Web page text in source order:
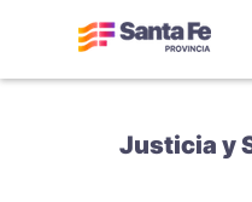
Justicia y